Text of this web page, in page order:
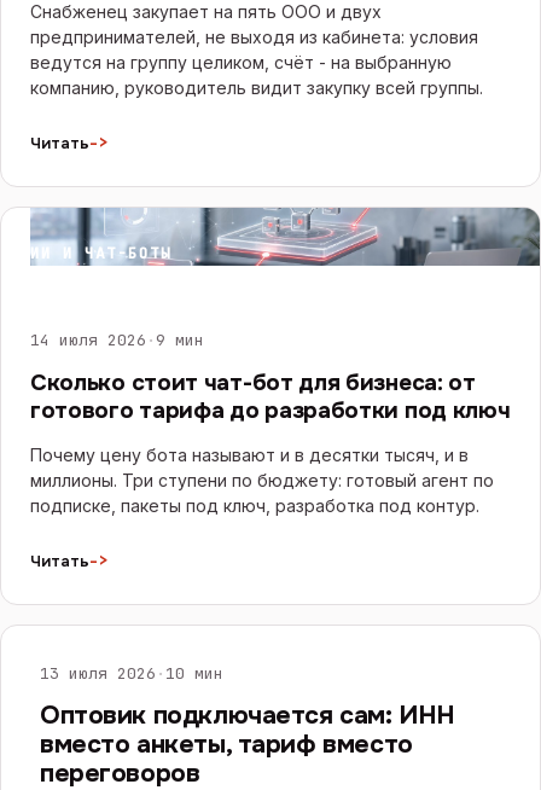
Снабженец закупает на пять ООО и двух
предпринимателей, не выходя из кабинета: условия
ведутся на группу целиком, счёт - на выбранную
компанию, руководитель видит закупку всей группы.
Читать->
ИИ И ЧАТ-БОТЫ
14 июля 2026 · 9 мин
Сколько стоит чат-бот для бизнеса: от
готового тарифа до разработки под ключ
Почему цену бота называют и в десятки тысяч, и в
миллионы. Три ступени по бюджету: готовый агент по
подписке, пакеты под ключ, разработка под контур.
Читать->
САЙТЫ И E-COMMERCE
13 июля 2026 · 10 мин
Оптовик подключается сам: ИНН
вместо анкеты, тариф вместо
переговоров